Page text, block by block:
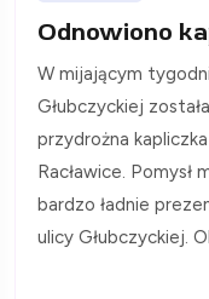
Odnowiono
W mijającym
Głubczyckiej
przydrożna
Racławice. Pomysł
bardzo ładnie
ulicy Głubczyckiej.